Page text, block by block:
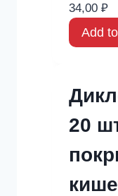
34,00 ₽
Add
20